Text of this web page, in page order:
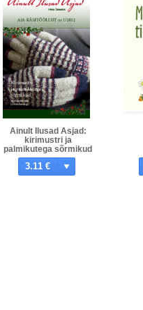
Ainult Ilusad Asjad:
kirimustri ja
palmikutega sõrmikud
koos mustrilehe ja
tööjuhendiga
3.11 €